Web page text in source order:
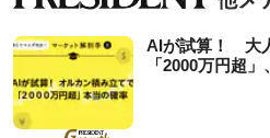
AIが試算！ 大
「2000万円超